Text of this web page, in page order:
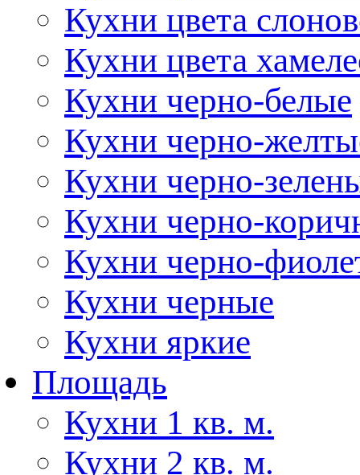
Кухни цвета
Кухни цвета
Кухни черно-белые
Кухни черно-
Кухни черно-
Кухни черно-
Кухни черно-
Кухни черные
Кухни яркие
Площадь
Кухни 1 кв. м.
Кухни 2 кв. м.